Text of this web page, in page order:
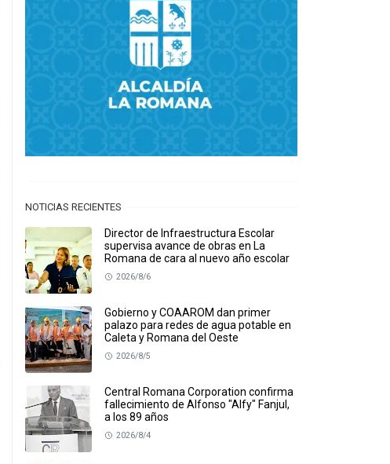
NOTICIAS RECIENTES
Director de Infraestructura Escolar
supervisa avance de obras en La
Romana de cara al nuevo año escolar
2026/8/6
Gobierno y COAAROM dan primer
palazo para redes de agua potable en
Caleta y Romana del Oeste
2026/8/5
Central Romana Corporation confirma
fallecimiento de Alfonso "Alfy" Fanjul,
a los 89 años
2026/8/4